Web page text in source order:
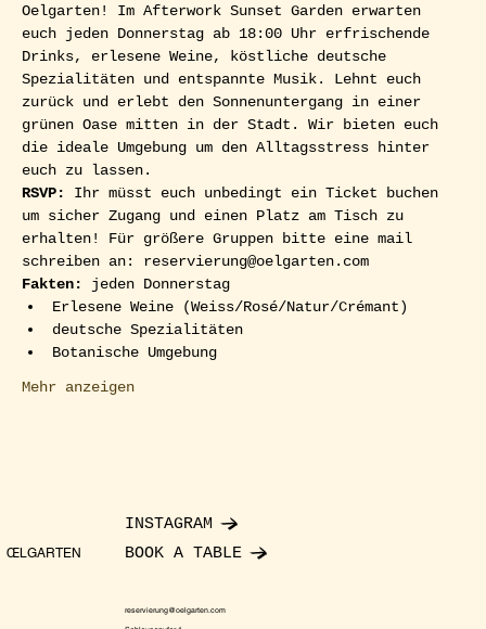
Oelgarten! Im Afterwork Sunset Garden erwarten
euch jeden Donnerstag ab 18:00 Uhr erfrischende
Drinks, erlesene Weine, köstliche deutsche
Spezialitäten und entspannte Musik. Lehnt euch
zurück und erlebt den Sonnenuntergang in einer
grünen Oase mitten in der Stadt. Wir bieten euch
die ideale Umgebung um den Alltagsstress hinter
euch zu lassen.
RSVP: Ihr müsst euch unbedingt ein Ticket buchen
um sicher Zugang und einen Platz am Tisch zu
erhalten! Für größere Gruppen bitte eine mail
schreiben an: reservierung@oelgarten.com
Fakten: jeden Donnerstag
Erlesene Weine (Weiss/Rosé/Natur/Crémant)
deutsche Spezialitäten
Botanische Umgebung
Mehr anzeigen
ŒLGARTEN
INSTAGRAM
BOOK A TABLE
reservierung@oelgarten.com